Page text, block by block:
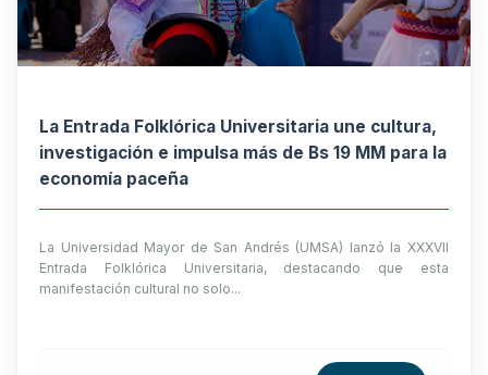
La Entrada Folklórica Universitaria une cultura,
investigación e impulsa más de Bs 19 MM para la
economía paceña
La Universidad Mayor de San Andrés (UMSA) lanzó la XXXVII
Entrada Folklórica Universitaria, destacando que esta
manifestación cultural no solo...